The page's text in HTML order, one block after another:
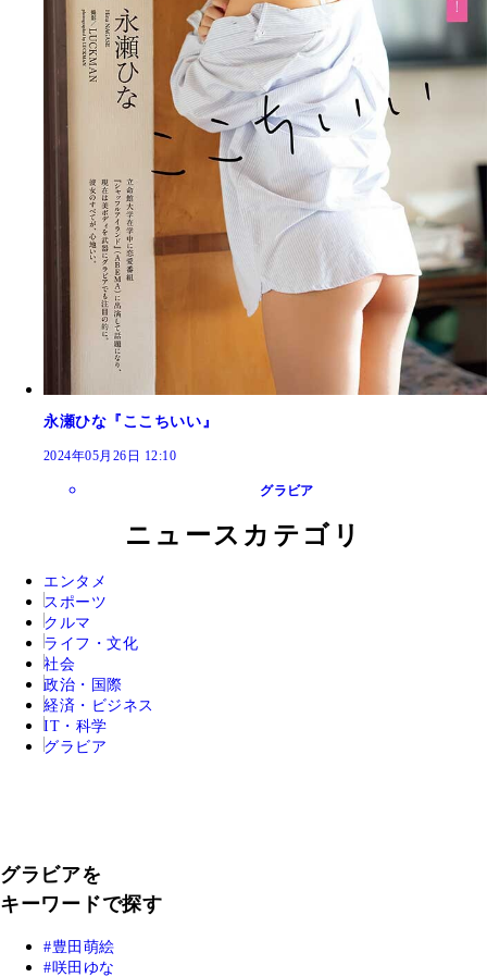
永瀬ひな『ここちいい』
2024年05月26日 12:10
グラビア
ニュースカテゴリ
エンタメ
スポーツ
クルマ
ライフ・文化
社会
政治・国際
経済・ビジネス
IT・科学
グラビア
グラビアを
キーワードで探す
豊田萌絵
咲田ゆな